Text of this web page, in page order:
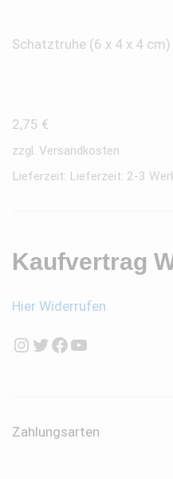
Schatztruhe (6 x 4 x 4 cm)
2,75 €
zzgl. Versandkosten
Lieferzeit: Lieferzeit: 2-3
Kaufvertrag
Hier Widerrufen
Instagram
Twitter
Facebook
YouTube
Zahlungsarten